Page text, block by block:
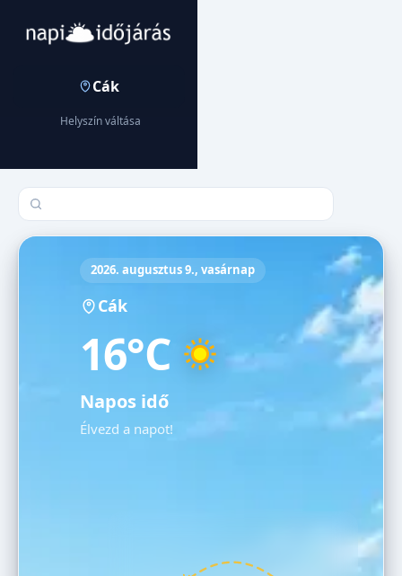
Cák
Helyszín váltása
Település keresése
2026. augusztus 9., vasárnap
Cák
16°C
Napos idő
Élvezd a napot!